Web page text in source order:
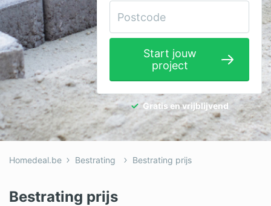
Dakwerken
Elektricien
Gevelwerken
Glas
Hekwerken
Hovenier
Isolatie
Loodgieter
Start jouw
project
Gratis en vrijblijvend
Homedeal.be Bestrating Bestrating prijs
Bestrating prijs